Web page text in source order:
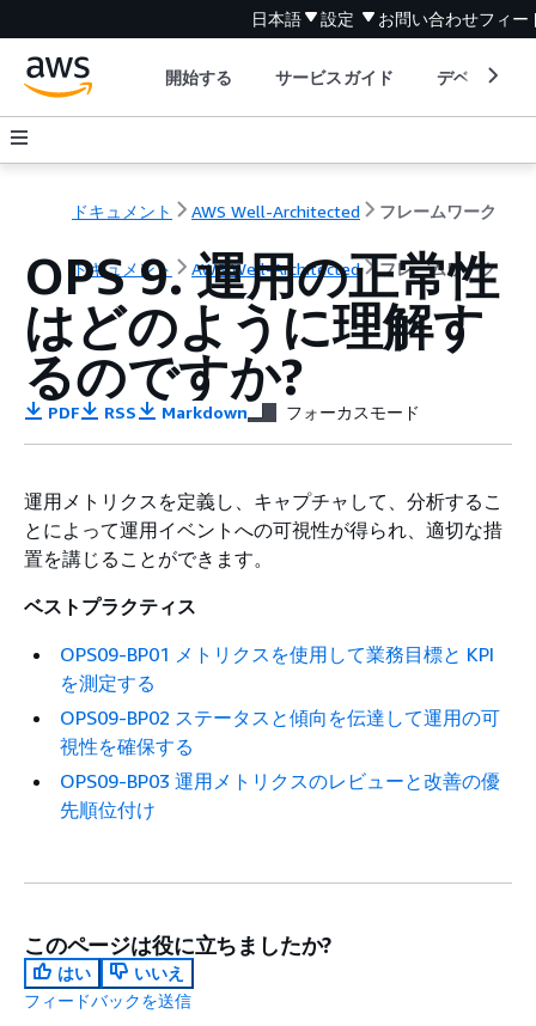
日本語 設定 お問い合わせフィー
開始する サービスガイド デベロッパ
ドキュメント AWS Well-Architected フレームワーク
ドキュメント AWS Well-Architected フレームワーク
OPS 9. 運用の正常性
はどのように理解す
るのですか?
PDF RSS Markdown フォーカスモード
運用メトリクスを定義し、キャプチャして、分析するこ
とによって運用イベントへの可視性が得られ、適切な措
置を講じることができます。
ベストプラクティス
OPS09-BP01 メトリクスを使用して業務目標と KPI
を測定する
OPS09-BP02 ステータスと傾向を伝達して運用の可
視性を確保する
OPS09-BP03 運用メトリクスのレビューと改善の優
先順位付け
このページは役に立ちましたか?
はい
いいえ
フィードバックを送信